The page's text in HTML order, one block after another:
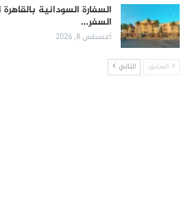
السفارة السودانية
السفر…
أغسطس 8, 2026
السابق التالي